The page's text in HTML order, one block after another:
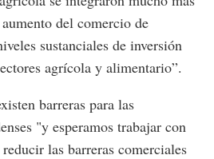
del comercio de
sustanciales de inversión
agrícola y alimentario”.
barreras para las
"y esperamos trabajar con
las barreras comerciales